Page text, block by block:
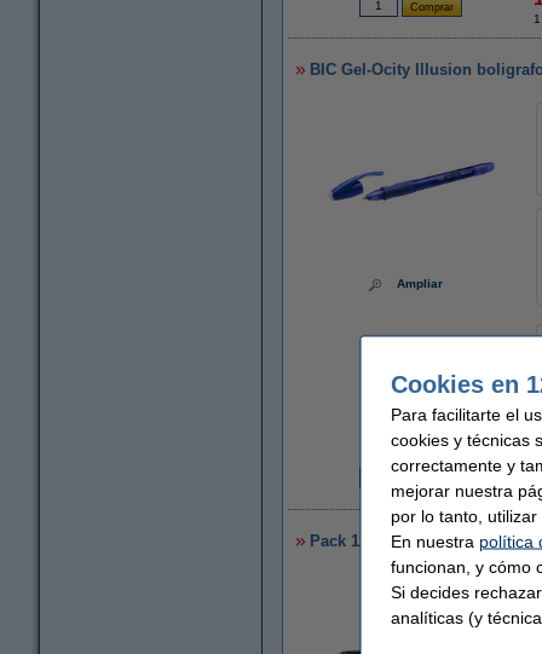
BIC Gel-Ocity Illusion
Ampliar
Pack 12x 123tinta Bolígrafo
Cookies en
Para facilitarte el
cookies y técnicas
correctamente y
mejorar nuestra
por lo tanto,
En nuestra política
funcionan, y cómo
Si decides
analíticas (y